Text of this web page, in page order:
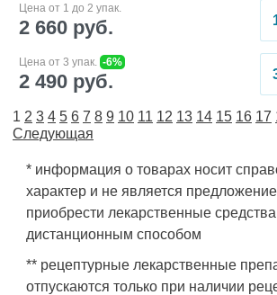
Цена от 1 до 2 упак.
2 660 руб.
Цена от 3 упак. -6%
2 490 руб.
1 2 3 4 5 6 7 8 9 10 11 12 13 14 15 16 17
Следующая
* информация о товарах носит
характер и не является
приобрести лекарственные средства
дистанционным способом
** рецептурные лекарственные
отпускаются только при наличии